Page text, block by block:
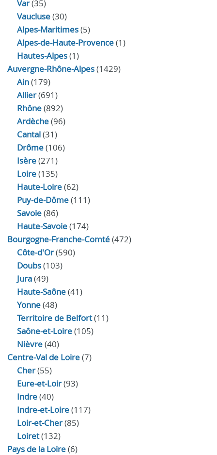
Var(35)
Vaucluse(30)
Alpes-Maritimes(5)
Alpes-de-Haute-Provence(1)
Hautes-Alpes(1)
Auvergne-Rhône-Alpes(1429)
Ain(179)
Allier(691)
Rhône(892)
Ardèche(96)
Cantal(31)
Drôme(106)
Isère(271)
Loire(135)
Haute-Loire(62)
Puy-de-Dôme(111)
Savoie(86)
Haute-Savoie(174)
Bourgogne-Franche-Comté(472)
Côte-d'Or(590)
Doubs(103)
Jura(49)
Haute‑Saône(41)
Yonne(48)
Territoire de Belfort(11)
Saône-et-Loire(105)
Nièvre(40)
Centre-Val de Loire(7)
Cher(55)
Eure‑et‑Loir(93)
Indre(40)
Indre‑et‑Loire(117)
Loir‑et‑Cher(85)
Loiret(132)
Pays de la Loire(6)